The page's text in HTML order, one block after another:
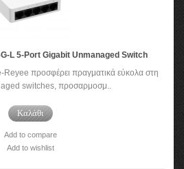
L 5-Port Gigabit Unmanaged Switch
προσφέρει πραγματικά εύκολα στη
switches, προσαρμοσμ..
Καλάθι
Add to compare
Add to wishlist